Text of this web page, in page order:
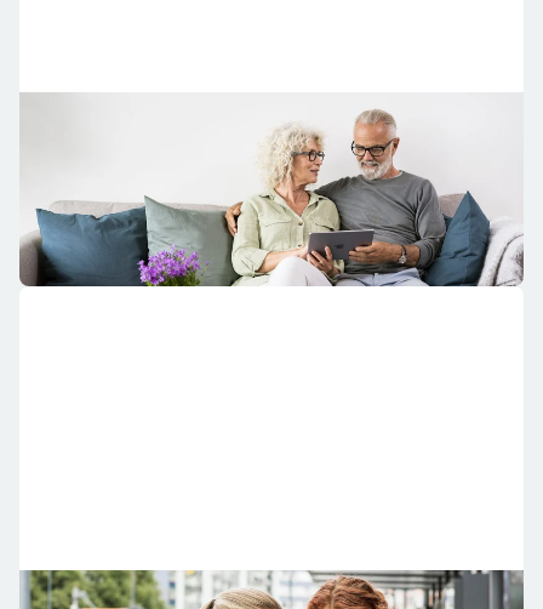
Se dina månadsavier
På Mitt Riksbyggen finns dina avier från oss samlade så
du snabbt kan få en överblick.